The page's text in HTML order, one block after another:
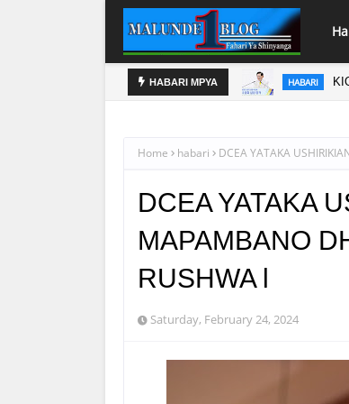
HABARI MPYA HABARI
Home habari DCEA YATAKA
DCEA YATAKA
MAPAMBANO
RUSHWA l
Saturday, February 24, 2024